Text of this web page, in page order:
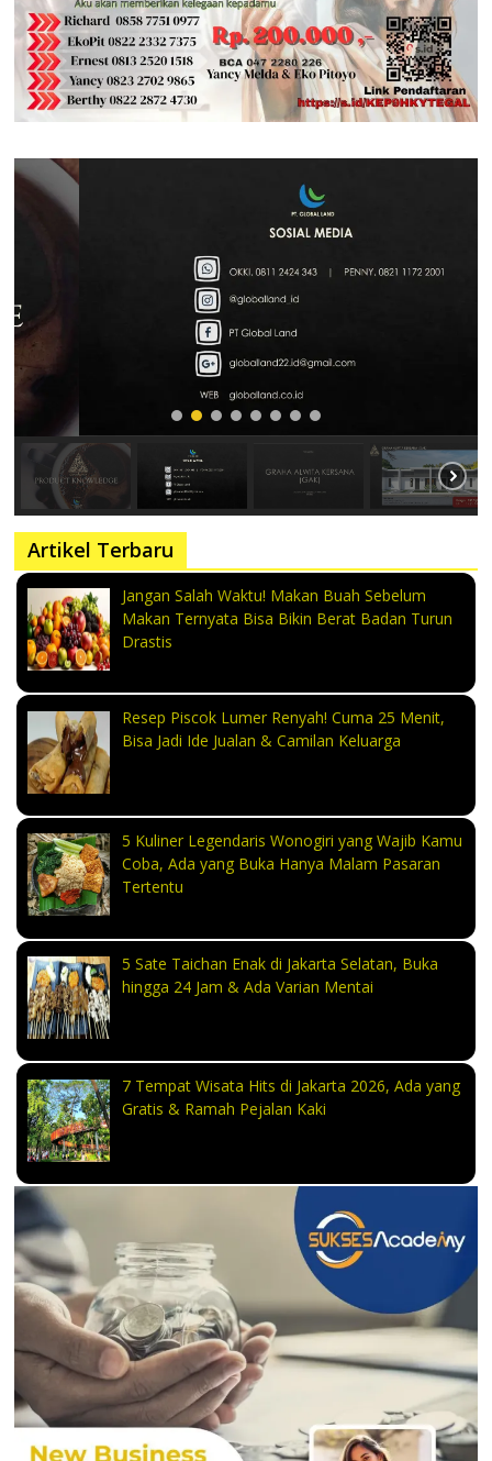
Artikel Terbaru
Jangan Salah Waktu! Makan Buah Sebelum
Makan Ternyata Bisa Bikin Berat Badan Turun
Drastis
Resep Piscok Lumer Renyah! Cuma 25 Menit,
Bisa Jadi Ide Jualan & Camilan Keluarga
5 Kuliner Legendaris Wonogiri yang Wajib Kamu
Coba, Ada yang Buka Hanya Malam Pasaran
Tertentu
5 Sate Taichan Enak di Jakarta Selatan, Buka
hingga 24 Jam & Ada Varian Mentai
7 Tempat Wisata Hits di Jakarta 2026, Ada yang
Gratis & Ramah Pejalan Kaki